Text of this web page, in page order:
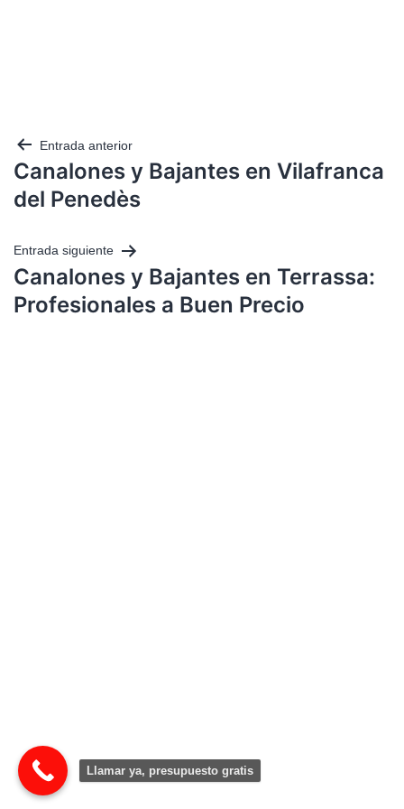
Entrada anterior
Canalones y Bajantes en Vilafranca
del Penedès
Entrada siguiente
Canalones y Bajantes en Terrassa:
Profesionales a Buen Precio
Llamar ya, presupuesto gratis